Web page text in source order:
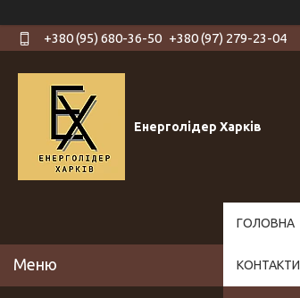
+380 (95) 680-36-50 +380 (97) 279-23-04
Енерголідер Харків
ГОЛОВНА
КОНТАКТИ